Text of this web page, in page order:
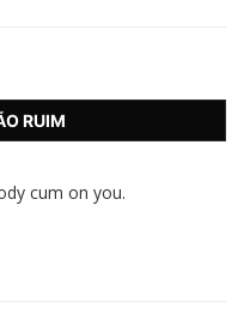
RUIM
cum on you.